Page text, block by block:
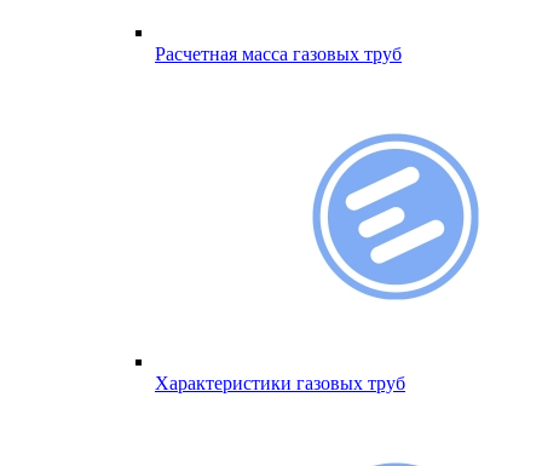
Расчетная масса газовых труб
Характеристики газовых труб